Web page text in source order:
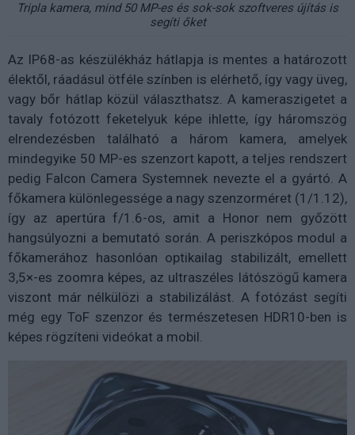
Tripla kamera, mind 50 MP-es és sok-sok szoftveres újítás is
segíti őket
Az IP68-as készülékház hátlapja is mentes a határozott
élektől, ráadásul ötféle színben is elérhető, így vagy üveg,
vagy bőr hátlap közül választhatsz. A kameraszigetet a
tavaly fotózott feketelyuk képe ihlette, így háromszög
elrendezésben található a három kamera, amelyek
mindegyike 50 MP-es szenzort kapott, a teljes rendszert
pedig Falcon Camera Systemnek nevezte el a gyártó. A
főkamera különlegessége a nagy szenzorméret (1/1.12),
így az apertúra f/1.6-os, amit a Honor nem győzött
hangsúlyozni a bemutató során. A periszkópos modul a
főkamerához hasonlóan optikailag stabilizált, emellett
3,5×-es zoomra képes, az ultraszéles látószögű kamera
viszont már nélkülözi a stabilizálást. A fotózást segíti
még egy ToF szenzor és természetesen HDR10-ben is
képes rögzíteni videókat a mobil.